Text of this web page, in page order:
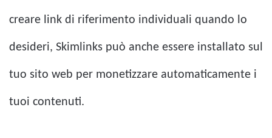
creare link di riferimento individuali quando lo
desideri, Skimlinks può anche essere installato sul
tuo sito web per monetizzare automaticamente i
tuoi contenuti.